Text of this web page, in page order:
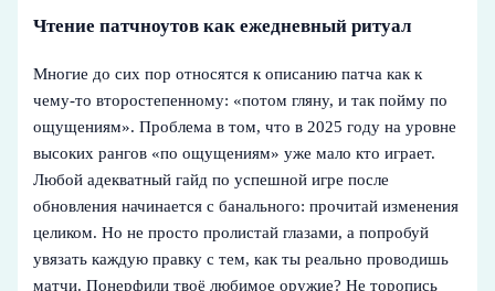
Чтение патчноутов как ежедневный ритуал
Многие до сих пор относятся к описанию патча как к
чему-то второстепенному: «потом гляну, и так пойму по
ощущениям». Проблема в том, что в 2025 году на уровне
высоких рангов «по ощущениям» уже мало кто играет.
Любой адекватный гайд по успешной игре после
обновления начинается с банального: прочитай изменения
целиком. Но не просто пролистай глазами, а попробуй
увязать каждую правку с тем, как ты реально проводишь
матчи. Понерфили твоё любимое оружие? Не торопись